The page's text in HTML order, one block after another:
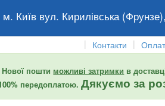
м. Київ вул. Кирилівська
|
Контакти |
пошти можливі затримки в
передоплатою.Дякуємо за